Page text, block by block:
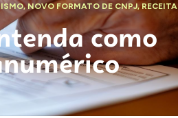
,NOVO FORMATO DE CNPJ,RECEITA
como